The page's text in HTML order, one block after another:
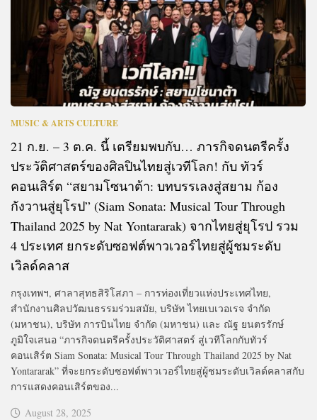
MUSIC & ARTS CULTURE
21 ก.ย. – 3 ต.ค. นี้ เตรียมพบกับ… ภารกิจดนตรีครั้ง
ประวัติศาสตร์ของศิลปินไทยสู่เวทีโลก! กับ ทัวร์
คอนเสิร์ต “สยามโซนาต้า: บทบรรเลงสู่สยาม ก้อง
กังวานสู่ยุโรป” (Siam Sonata: Musical Tour Through
Thailand 2025 by Nat Yontararak) จากไทยสู่ยุโรป รวม
4 ประเทศ ยกระดับซอฟต์พาวเวอร์ไทยสู่ผู้ชมระดับ
เวิลด์คลาส
กรุงเทพฯ, ศาลาสุทธสิริโสภา – การท่องเที่ยวแห่งประเทศไทย,
สำนักงานศิลปวัฒนธรรมร่วมสมัย, บริษัท ไทยเบเวอเรจ จำกัด
(มหาชน), บริษัท การบินไทย จำกัด (มหาชน) และ ณัฐ ยนตรรักษ์
ภูมิใจเสนอ “ภารกิจดนตรีครั้งประวัติศาสตร์ สู่เวทีโลกกับทัวร์
คอนเสิร์ต Siam Sonata: Musical Tour Through Thailand 2025 by Nat
Yontararak” ที่จะยกระดับซอฟต์พาวเวอร์ไทยสู่ผู้ชมระดับเวิลด์คลาสกับ
การแสดงคอนเสิร์ตของ...
August 28, 2025